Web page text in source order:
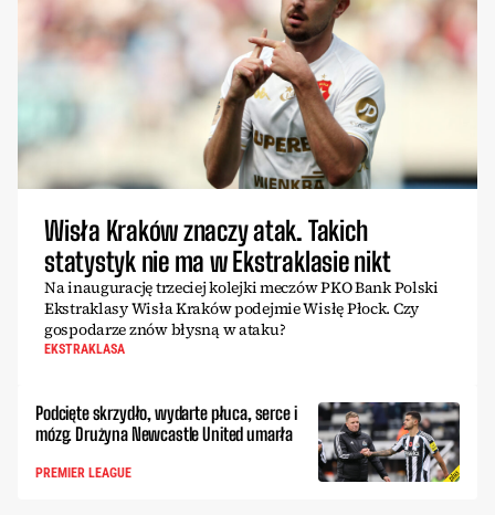
Wisła Kraków znaczy atak. Takich
statystyk nie ma w Ekstraklasie nikt
Na inaugurację trzeciej kolejki meczów PKO Bank Polski
Ekstraklasy Wisła Kraków podejmie Wisłę Płock. Czy
gospodarze znów błysną w ataku?
EKSTRAKLASA
Podcięte skrzydło, wydarte płuca, serce i
mózg. Drużyna Newcastle United umarła
PREMIER LEAGUE